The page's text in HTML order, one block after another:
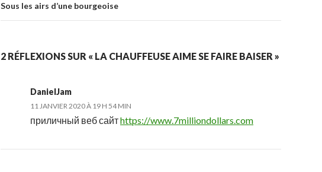
Sous les airs d’une bourgeoise
2 RÉFLEXIONS SUR « LA CHAUFFEUSE AIME SE FAIRE BAISER »
DanielJam
11 JANVIER 2020 À 19 H 54 MIN
приличный веб сайтhttps://www.7milliondollars.com